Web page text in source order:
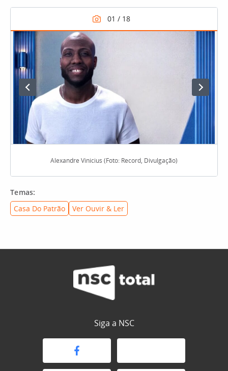
Alexandre Vinicius (Foto: Record, Divulgação)
Temas:
Casa Do Patrão
Ver Ouvir & Ler
Siga a NSC